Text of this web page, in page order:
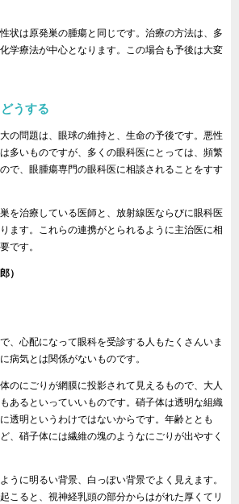
状は原発巣の腫瘍と同じです。治療の方法は、多
学療法が中心となります。この場合も予後は大変
うする
の問題は、眼球の維持と、生命の予後です。悪性
多いものですが、多くの眼科医にとっては、頻繁
で、眼腫瘍専門の眼科医に相談されることをすす
を治療している医師と、放射線医ならびに眼科医
ます。これらの連携がとられるように主治医に相
です。
）
、心配になって眼科を受診する人もたくさんいま
病気とは関係がないものです。
のにごりが網膜に投影されて見えるもので、大人
あるといっていいものです。硝子体は透明な組織
透明というわけではないからです。年齢ととも
、硝子体には繊維の塊のようなにごりが出やすく
うに明るい背景、白っぽい背景でよく見えます。
こると、視神経乳頭の部分からはがれた厚くてリ